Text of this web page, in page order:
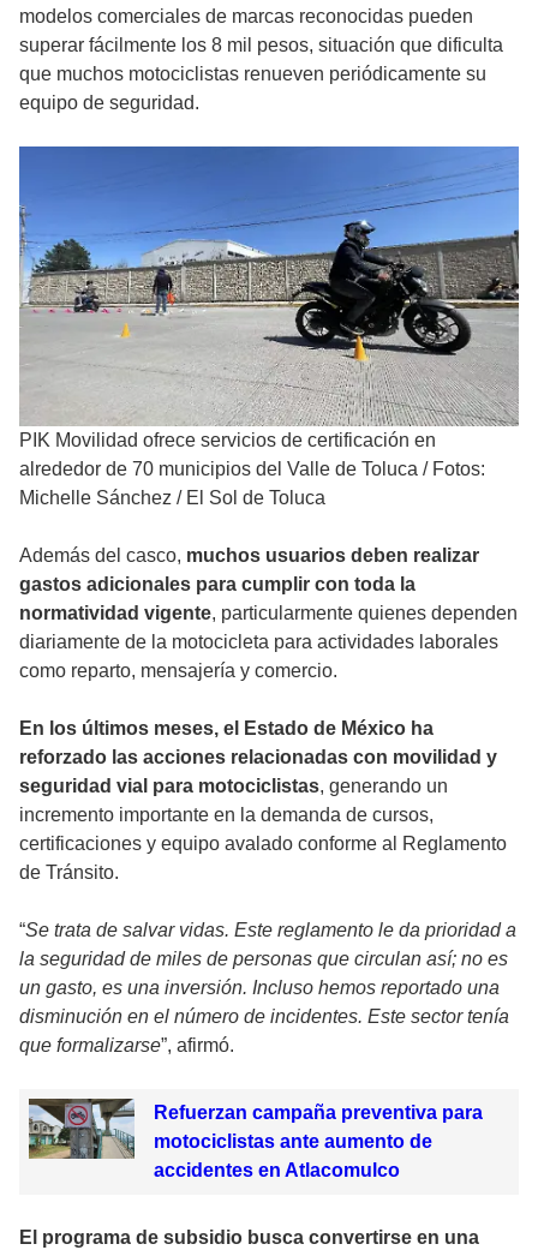
modelos comerciales de marcas reconocidas pueden
superar fácilmente los 8 mil pesos, situación que dificulta
que muchos motociclistas renueven periódicamente su
equipo de seguridad.
PIK Movilidad ofrece servicios de certificación en
alrededor de 70 municipios del Valle de Toluca / Fotos:
Michelle Sánchez / El Sol de Toluca
Además del casco, muchos usuarios deben realizar
gastos adicionales para cumplir con toda la
normatividad vigente, particularmente quienes dependen
diariamente de la motocicleta para actividades laborales
como reparto, mensajería y comercio.
En los últimos meses, el Estado de México ha
reforzado las acciones relacionadas con movilidad y
seguridad vial para motociclistas, generando un
incremento importante en la demanda de cursos,
certificaciones y equipo avalado conforme al Reglamento
de Tránsito.
“Se trata de salvar vidas. Este reglamento le da prioridad a
la seguridad de miles de personas que circulan así; no es
un gasto, es una inversión. Incluso hemos reportado una
disminución en el número de incidentes. Este sector tenía
que formalizarse”, afirmó.
Refuerzan campaña preventiva para
motociclistas ante aumento de
accidentes en Atlacomulco
El programa de subsidio busca convertirse en una